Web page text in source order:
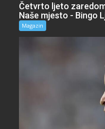
Četvrto ljeto
Naše mjesto - Bingo
Magazin